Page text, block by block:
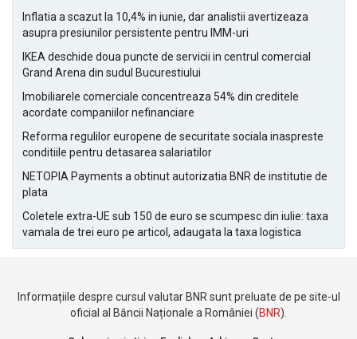
Inflatia a scazut la 10,4% in iunie, dar analistii avertizeaza
asupra presiunilor persistente pentru IMM-uri
IKEA deschide doua puncte de servicii in centrul comercial
Grand Arena din sudul Bucurestiului
Imobiliarele comerciale concentreaza 54% din creditele
acordate companiilor nefinanciare
Reforma regulilor europene de securitate sociala inaspreste
conditiile pentru detasarea salariatilor
NETOPIA Payments a obtinut autorizatia BNR de institutie de
plata
Coletele extra-UE sub 150 de euro se scumpesc din iulie: taxa
vamala de trei euro pe articol, adaugata la taxa logistica
Informațiile despre cursul valutar BNR sunt preluate de pe site-ul
oficial al Băncii Naționale a României (BNR).